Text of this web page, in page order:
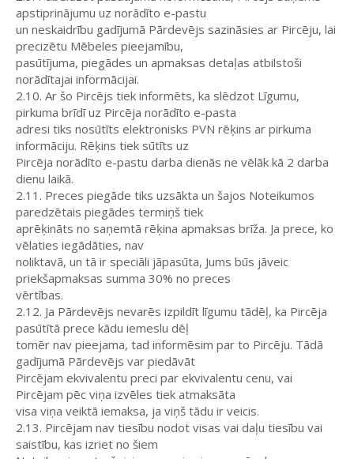
apstiprinājumu uz norādīto e-pastu
un neskaidrību gadījumā Pārdevējs sazināsies ar Pircēju, lai
precizētu Mēbeles pieejamību,
pasūtījuma, piegādes un apmaksas detaļas atbilstoši
norādītajai informācijai.
2.10. Ar šo Pircējs tiek informēts, ka slēdzot Līgumu,
pirkuma brīdī uz Pircēja norādīto e-pasta
adresi tiks nosūtīts elektronisks PVN rēķins ar pirkuma
informāciju. Rēķins tiek sūtīts uz
Pircēja norādīto e-pastu darba dienās ne vēlāk kā 2 darba
dienu laikā.
2.11. Preces piegāde tiks uzsākta un šajos Noteikumos
paredzētais piegādes termiņš tiek
aprēķināts no saņemtā rēķina apmaksas brīža. Ja prece, ko
vēlaties iegādāties, nav
noliktavā, un tā ir speciāli jāpasūta, Jums būs jāveic
priekšapmaksas summa 30% no preces
vērtības.
2.12. Ja Pārdevējs nevarēs izpildīt līgumu tādēļ, ka Pircēja
pasūtītā prece kādu iemeslu dēļ
tomēr nav pieejama, tad informēsim par to Pircēju. Tādā
gadījumā Pārdevējs var piedāvāt
Pircējam ekvivalentu preci par ekvivalentu cenu, vai
Pircējam pēc viņa izvēles tiek atmaksāta
visa viņa veiktā iemaksa, ja viņš tādu ir veicis.
2.13. Pircējam nav tiesību nodot visas vai daļu tiesību vai
saistību, kas izriet no šiem